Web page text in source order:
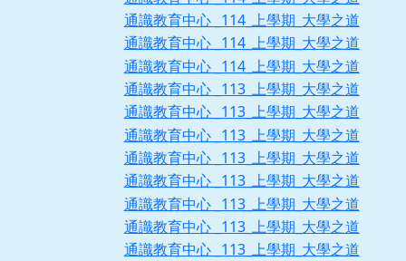
通識教育中心 _114_上學期_大學之道
通識教育中心 _114_上學期_大學之道
通識教育中心 _114_上學期_大學之道
通識教育中心 _113_上學期_大學之道
通識教育中心 _113_上學期_大學之道
通識教育中心 _113_上學期_大學之道
通識教育中心 _113_上學期_大學之道
通識教育中心 _113_上學期_大學之道
通識教育中心 _113_上學期_大學之道
通識教育中心 _113_上學期_大學之道
通識教育中心 _113_上學期_大學之道